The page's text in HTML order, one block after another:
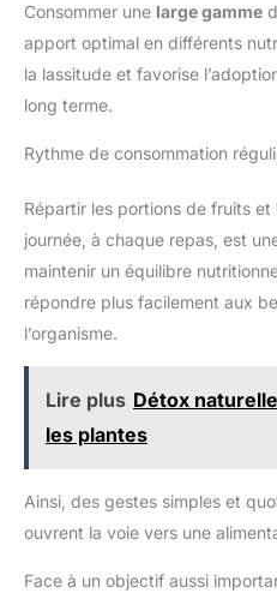
Consommer une large gamme
apport optimal en différents
la lassitude et favorise
long terme.
Rythme de consommation
Répartir les portions de fruits
journée, à chaque repas, est
maintenir un équilibre
répondre plus facilement aux
l’organisme.
Lire plus Détox
les plantes
Ainsi, des gestes simples et
ouvrent la voie vers une
Face à un objectif aussi